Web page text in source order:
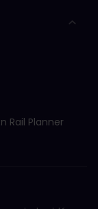
Rail Planner